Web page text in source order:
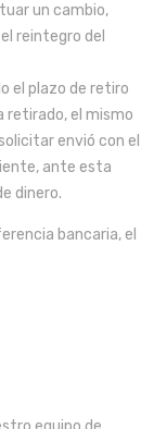
un cambio,
reintegro del
el plazo de retiro
retirado, el mismo
envió con el
ante esta
dinero.
bancaria, el